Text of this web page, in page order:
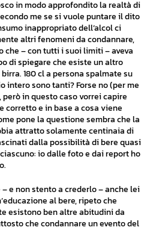
in modo approfondito la realtà di
me se si vuole puntare il dito
inappropriato dell’alcol ci
altri fenomeni da condannare,
che – con tutti i suoi limiti – aveva
di spiegare che esiste un altro
180 cl a persona spalmate su
intero sono tanti? Forse no (per me
però in questo caso vorrei capire
corretto e in base a cosa viene
pone la questione sembra che la
attratto solamente centinaia di
dalla possibilità di bere quasi
io dalle foto e dai report ho
– e non stento a crederlo – anche lei
al bere, ripeto che
esistono ben altre abitudini da
che condannare un evento del